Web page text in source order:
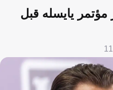
مؤتمر يايسله قبل